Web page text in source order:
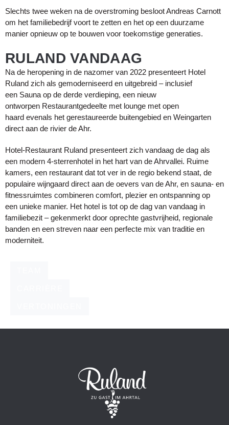
Slechts twee weken na de overstroming besloot Andreas Carnott
om het familiebedrijf voort te zetten en het op een duurzame
manier opnieuw op te bouwen voor toekomstige generaties.
RULAND VANDAAG
Na de heropening in de nazomer van 2022 presenteert Hotel
Ruland zich als gemoderniseerd en uitgebreid – inclusief
een Sauna op de derde verdieping, een nieuw
ontworpen Restaurantgedeelte met lounge met open
haard evenals het gerestaureerde buitengebied en Weingarten
direct aan de rivier de Ahr.
Hotel-Restaurant Ruland presenteert zich vandaag de dag als
een modern 4-sterrenhotel in het hart van de Ahrvallei. Ruime
kamers, een restaurant dat tot ver in de regio bekend staat, de
populaire wijngaard direct aan de oevers van de Ahr, en sauna- en
fitnessruimtes combineren comfort, plezier en ontspanning op
een unieke manier. Het hotel is tot op de dag van vandaag in
familiebezit – gekenmerkt door oprechte gastvrijheid, regionale
banden en een streven naar een perfecte mix van traditie en
moderniteit.